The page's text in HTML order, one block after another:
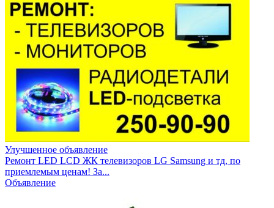
Улучшенное объявление
Ремонт LED LCD ЖК телевизоров LG Samsung и тд, по
приемлемым ценам! За...
Объявление